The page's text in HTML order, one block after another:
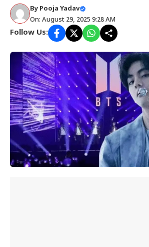
By Pooja Yadav
On: August 29, 2025 9:28 AM
Follow Us: